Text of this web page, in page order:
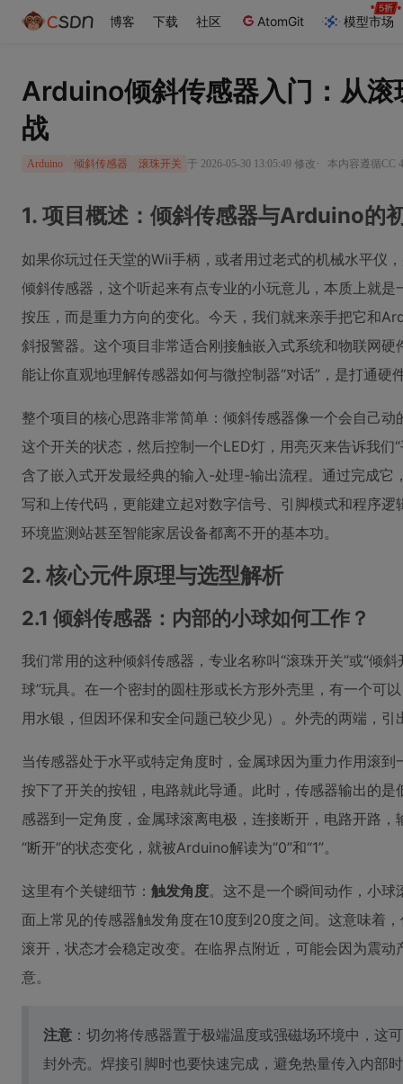
博客 下载 社区 AtomGit 模型市场
Arduino倾斜传感器入门：从滚
战
Arduino 倾斜传感器 滚珠开关 于 2026-05-30 13:05:49 修改 · 本内容遵循CC
1. 项目概述：倾斜传感器与Arduino的
如果你玩过任天堂的Wii手柄，或者用过老式的机械水平仪
倾斜传感器，这个听起来有点专业的小玩意儿，本质上就
按压，而是重力方向的变化。今天，我们就来亲手把它和
斜报警器。这个项目非常适合刚接触嵌入式系统和物联网
能让你直观地理解传感器如何与微控制器“对话”，是打通硬
整个项目的核心思路非常简单：倾斜传感器像一个会自己
这个开关的状态，然后控制一个LED灯，用亮灭来告诉我们
含了嵌入式开发最经典的输入-处理-输出流程。通过完成它
写和上传代码，更能建立起对数字信号、引脚模式和程序
环境监测站甚至智能家居设备都离不开的基本功。
2. 核心元件原理与选型解析
2.1 倾斜传感器：内部的小球如何工作？
我们常用的这种倾斜传感器，专业名称叫“滚珠开关”或“倾
球”玩具。在一个密封的圆柱形或长方形外壳里，有一个可
用水银，但因环保和安全问题已较少见）。外壳的两端，引
当传感器处于水平或特定角度时，金属球因为重力作用滚
按下了开关的按钮，电路就此导通。此时，传感器输出的
感器到一定角度，金属球滚离电极，连接断开，电路开路
“断开”的状态变化，就被Arduino解读为“0”和“1”。
这里有个关键细节： 触发角度。这不是一个瞬间动作，小
面上常见的传感器触发角度在10度到20度之间。这意味着
滚开，状态才会稳定改变。在临界点附近，可能会因为震
意。
注意 ：切勿将传感器置于极端温度或强磁场环境中，这
封外壳。焊接引脚时也要快速完成，避免热量传入内部